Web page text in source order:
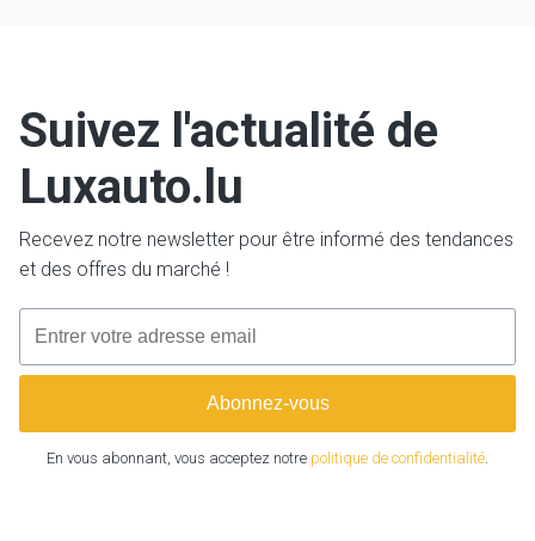
Suivez l'actualité de
Luxauto.lu
Recevez notre newsletter pour être informé des tendances
et des offres du marché !
En vous abonnant, vous acceptez notre politique de confidentialité.